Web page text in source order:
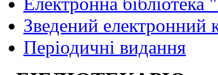
Зведений електронний
Періодичні видання